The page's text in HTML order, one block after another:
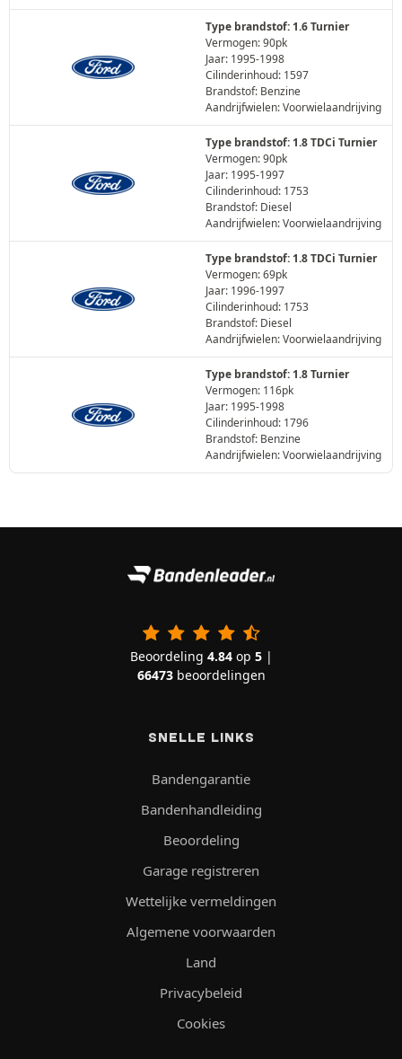
Type brandstof: 1.6 Turnier
Vermogen: 90pk
Jaar: 1995-1998
Cilinderinhoud: 1597
Brandstof: Benzine
Aandrijfwielen: Voorwielaandrijving
Type brandstof: 1.8 TDCi Turnier
Vermogen: 90pk
Jaar: 1995-1997
Cilinderinhoud: 1753
Brandstof: Diesel
Aandrijfwielen: Voorwielaandrijving
Type brandstof: 1.8 TDCi Turnier
Vermogen: 69pk
Jaar: 1996-1997
Cilinderinhoud: 1753
Brandstof: Diesel
Aandrijfwielen: Voorwielaandrijving
Type brandstof: 1.8 Turnier
Vermogen: 116pk
Jaar: 1995-1998
Cilinderinhoud: 1796
Brandstof: Benzine
Aandrijfwielen: Voorwielaandrijving
Beoordeling 4.84op 5|
66473beoordelingen
SNELLE LINKS
Bandengarantie
Bandenhandleiding
Beoordeling
Garage registreren
Wettelijke vermeldingen
Algemene voorwaarden
Land
Privacybeleid
Cookies